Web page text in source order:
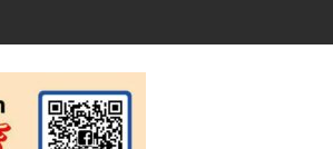
รแข่งขัน True AF 2026 :